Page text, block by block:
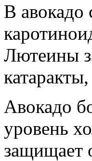
В авокадо
Лютеины
Авокадо
уровень
защищает